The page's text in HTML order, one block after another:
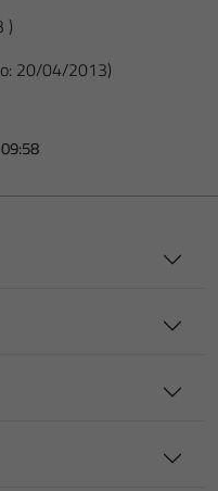
)
20/04/2013)